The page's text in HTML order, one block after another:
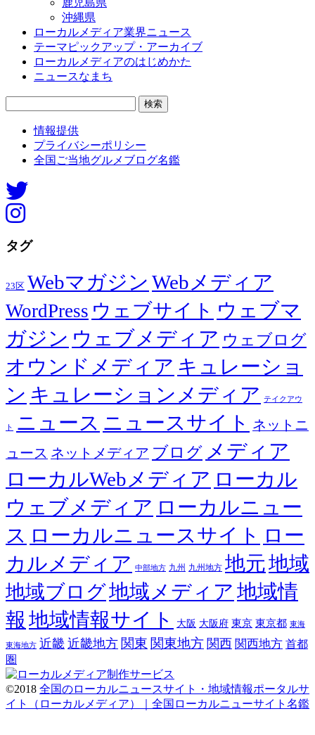
沖縄県
ローカルメディア業界ニュース
テーマピックアップ・アーカイブ
ローカルメディアのはじめかた
ニュースなまち
情報提供
プライバシーポリシー
全国ご当地グルメブログ名鑑
タグ
23区 Webマガジン Webメディア
WordPress ウェブサイト ウェブマ
ガジン ウェブメディア ウェブログ
オウンドメディア キュレーショ
ン キュレーションメディア テイクアウ
ト ニュース ニュースサイト ネットニ
ュース ネットメディア ブログ メディア
ローカルWebメディア ローカル
ウェブメディア ローカルニュー
ス ローカルニュースサイト ロー
カルメディア 中部地方 九州 九州地方 地元地域
地域ブログ地域メディア 地域情
報 地域情報サイト 大阪 大阪府 東京 東京都 東海
東海地方 近畿 近畿地方 関東 関東地方 関西 関西地方 首都
圏
©2018 全国のローカルニュースサイト・地域情報ポータルサ
イト（ローカルメディア）｜全国ローカルニューサイト名鑑